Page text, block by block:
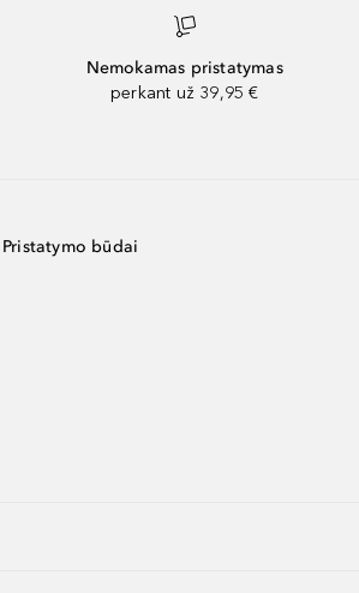
Nemokamas pristatymas
perkant už 39,95 €
Pristatymo būdai